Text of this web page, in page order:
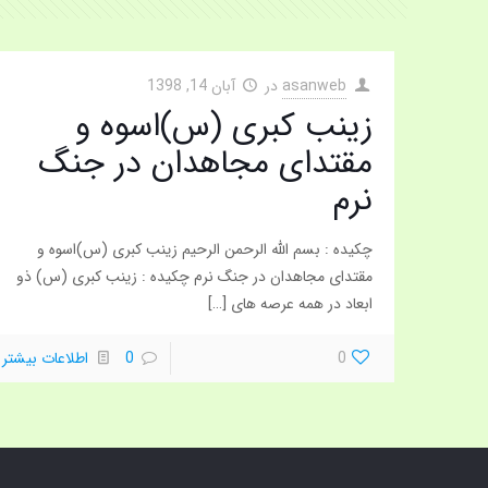
asanweb در آبان 14, 1398
زینب کبری (س)اسوه و
مقتدای مجاهدان در جنگ
نرم
چکیده : بسم الله الرحمن الرحیم زینب کبری (س)اسوه و
مقتدای مجاهدان در جنگ نرم چکیده : زینب کبری (س) ذو
ابعاد در همه عرصه های […]
0
0 اطلاعات بیشتر